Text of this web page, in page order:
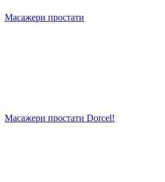
Масажери простати
Масажери простати Dorcel!